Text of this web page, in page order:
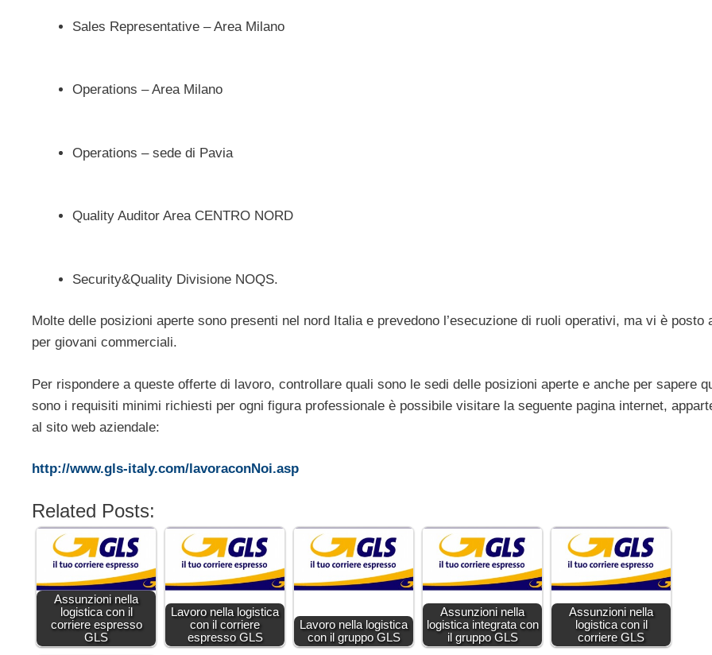
Sales Representative – Area Milano
Operations – Area Milano
Operations – sede di Pavia
Quality Auditor Area CENTRO NORD
Security&Quality Divisione NOQS.
Molte delle posizioni aperte sono presenti nel nord Italia e prevedono l’esecuzione di ruoli operativi, ma vi è posto
per giovani commerciali.
Per rispondere a queste offerte di lavoro, controllare quali sono le sedi delle posizioni aperte e anche per sapere
sono i requisiti minimi richiesti per ogni figura professionale è possibile visitare la seguente pagina internet,
al sito web aziendale:
http://www.gls-italy.com/lavoraconNoi.asp
Related Posts:
Assunzioni nella
logistica con il
corriere espresso
GLS
Lavoro nella logistica
con il corriere
espresso GLS
Lavoro nella logistica
con il gruppo GLS
Assunzioni nella
logistica integrata con
il gruppo GLS
Assunzioni nella
logistica con il
corriere GLS